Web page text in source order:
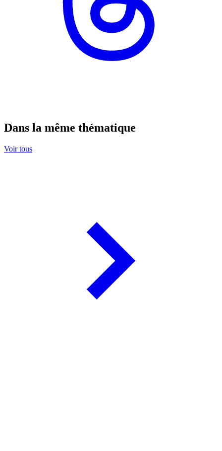
Dans la même thématique
Voir tous